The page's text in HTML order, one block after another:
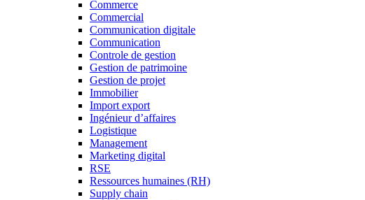
Commerce
Commercial
Communication digitale
Communication
Controle de gestion
Gestion de patrimoine
Gestion de projet
Immobilier
Import export
Ingénieur d’affaires
Logistique
Management
Marketing digital
RSE
Ressources humaines (RH)
Supply chain